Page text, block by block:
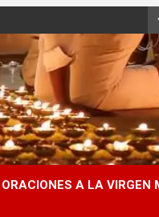
ORACIONES A LA VIRGEN